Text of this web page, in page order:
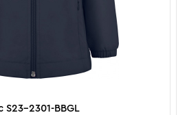
S23-2301-BBGL